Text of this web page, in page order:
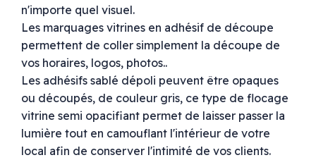
n'importe quel visuel.
Les marquages vitrines en adhésif de découpe
permettent de coller simplement la découpe de
vos horaires, logos, photos..
Les adhésifs sablé dépoli peuvent être opaques
ou découpés, de couleur gris, ce type de flocage
vitrine semi opacifiant permet de laisser passer la
lumière tout en camouflant l'intérieur de votre
local afin de conserver l'intimité de vos clients.